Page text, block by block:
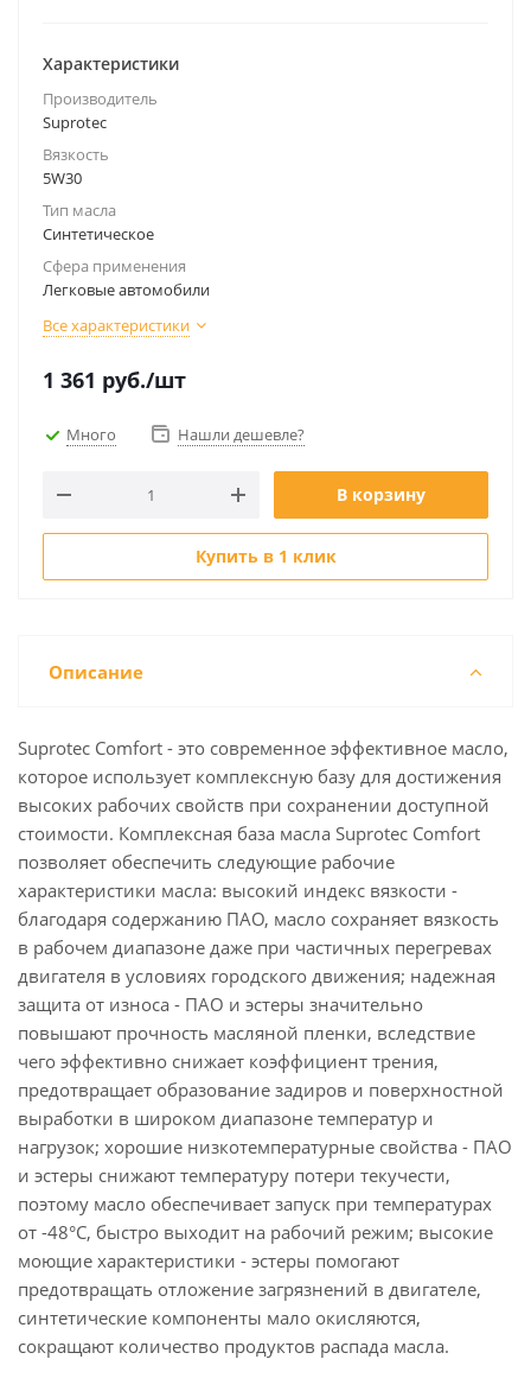
Характеристики
Производитель
Suprotec
Вязкость
5W30
Тип масла
Синтетическое
Сфера применения
Легковые автомобили
Все характеристики
1 361 руб./шт
Много Нашли дешевле?
В корзину
Купить в 1 клик
Описание
Suprotec Comfort - это современное эффективное масло,
которое использует комплексную базу для достижения
высоких рабочих свойств при сохранении доступной
стоимости. Комплексная база масла Suprotec Comfort
позволяет обеспечить следующие рабочие
характеристики масла: высокий индекс вязкости -
благодаря содержанию ПАО, масло сохраняет вязкость
в рабочем диапазоне даже при частичных перегревах
двигателя в условиях городского движения; надежная
защита от износа - ПАО и эстеры значительно
повышают прочность масляной пленки, вследствие
чего эффективно снижает коэффициент трения,
предотвращает образование задиров и поверхностной
выработки в широком диапазоне температур и
нагрузок; хорошие низкотемпературные свойства - ПАО
и эстеры снижают температуру потери текучести,
поэтому масло обеспечивает запуск при температурах
от -48°С, быстро выходит на рабочий режим; высокие
моющие характеристики - эстеры помогают
предотвращать отложение загрязнений в двигателе,
синтетические компоненты мало окисляются,
сокращают количество продуктов распада масла.